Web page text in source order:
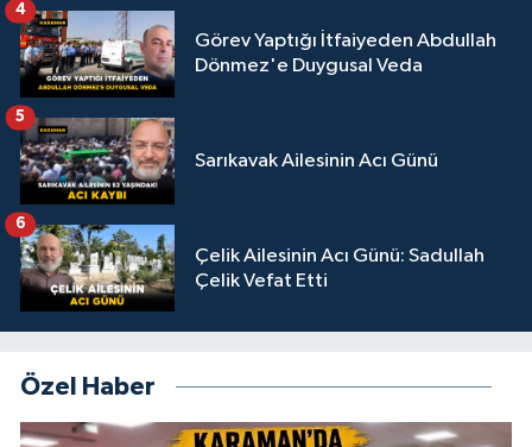
Görev Yaptığı İtfaiyeden Abdullah
Dönmez'e Duygusal Veda
4
Sarıkavak Ailesinin Acı Günü
5
Çelik Ailesinin Acı Günü: Sadullah
Çelik Vefat Etti
6
Özel Haber